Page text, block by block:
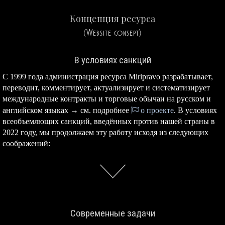
Концепция ресурса
(Website consept)
В условиях санкций
С 1999 года администрация ресурса Miripravo разрабатывает,
переводит, комментирует, актуализирует и систематизирует
международные контракты и торговые обычаи на русском и
английском языках → см. подробнее
о проекте. В условиях
всеобъемлющих санкций, введённых против нашей страны в
2022 году, мы продолжаем эту работу исходя из следующих
соображений:
Современные задачи